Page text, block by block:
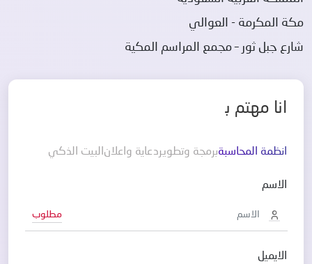
مكة المكرمة - العوالي
شارع جبل ثور – مجمع المراسم المكية
انا مهتم ب
انظمة المحاسبةبرمجة وتطويردعاية واعلانالبيت الذكي
الاسم
مطلوب
الايميل